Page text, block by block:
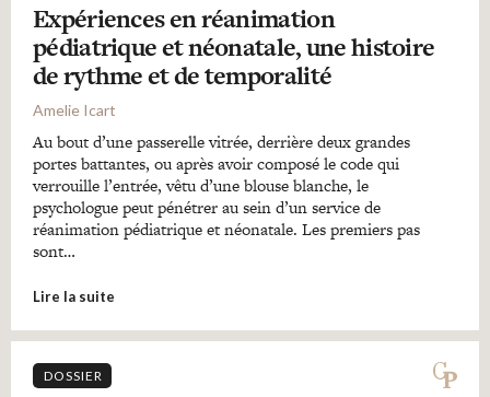
Expériences en réanimation
pédiatrique et néonatale, une histoire
de rythme et de temporalité
Amelie Icart
Au bout d’une passerelle vitrée, derrière deux grandes
portes battantes, ou après avoir composé le code qui
verrouille l’entrée, vêtu d’une blouse blanche, le
psychologue peut pénétrer au sein d’un service de
réanimation pédiatrique et néonatale. Les premiers pas
sont…
Lire la suite
DOSSIER